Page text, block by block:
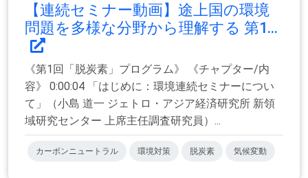
【連続セミナー動画】途上国の環境
問題を多様な分野から理解する 第1...
《第1回「脱炭素」プログラム》 《チャプター/内
容》 0:00:04 「はじめに：環境連続セミナーについ
て」（小島 道一 ジェトロ・アジア経済研究所 新領
域研究センター 上席主任調査研究員）...
カーボンニュートラル 環境対策 脱炭素 気候変動